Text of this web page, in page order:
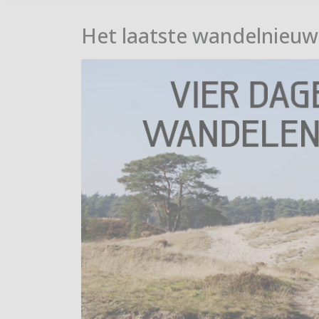
Het laatste